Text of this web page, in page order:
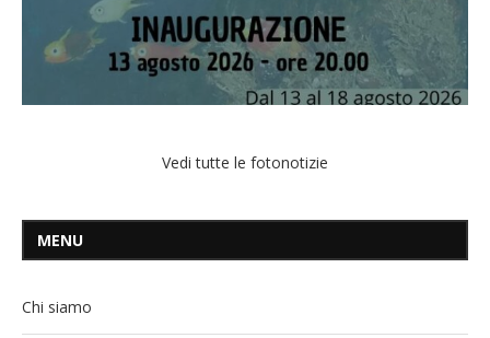
Vedi tutte le fotonotizie
MENU
Chi siamo